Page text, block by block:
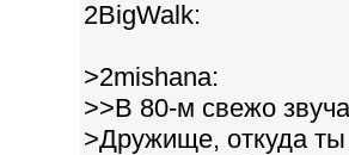
2BigWalk:
>2mishana:
>>В 80-м свежо
>Дружище, откуда